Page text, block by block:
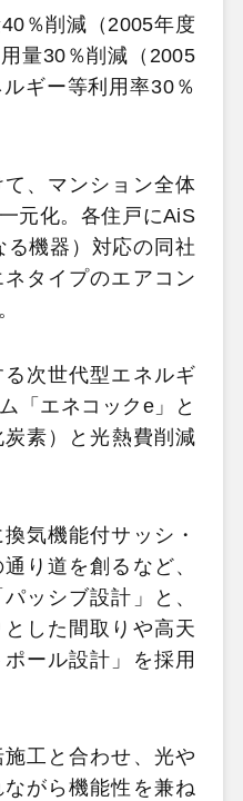
％削減（2005年度
量30％削減（2005
ギー等利用率30％
、マンション全体
元化。各住戸にAiS
る機器）対応の同社
タイプのエアコン
次世代型エネルギ
「エネコックe」と
素）と光熱費削減
気機能付サッシ・
り道を創るなど、
ッシブ設計」と、
した間取りや高天
ール設計」を採用
工と合わせ、光や
がら機能性を兼ね